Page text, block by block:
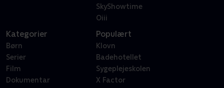
SkyShowtime
Oiii
Kategorier
Børn
Serier
Film
Dokumentar
Populært
Klovn
Badehotellet
Sygeplejeskolen
X Factor